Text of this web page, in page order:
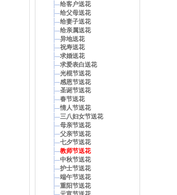
给客户送花
给父母送花
给妻子送花
给亲属送花
异地送花
祝寿送花
求婚送花
求爱表白送花
光棍节送花
感恩节送花
圣诞节送花
春节送花
情人节送花
三八妇女节送花
母亲节送花
父亲节送花
七夕节送花
教师节送花
中秋节送花
护士节送花
端午节送花
重阳节送花